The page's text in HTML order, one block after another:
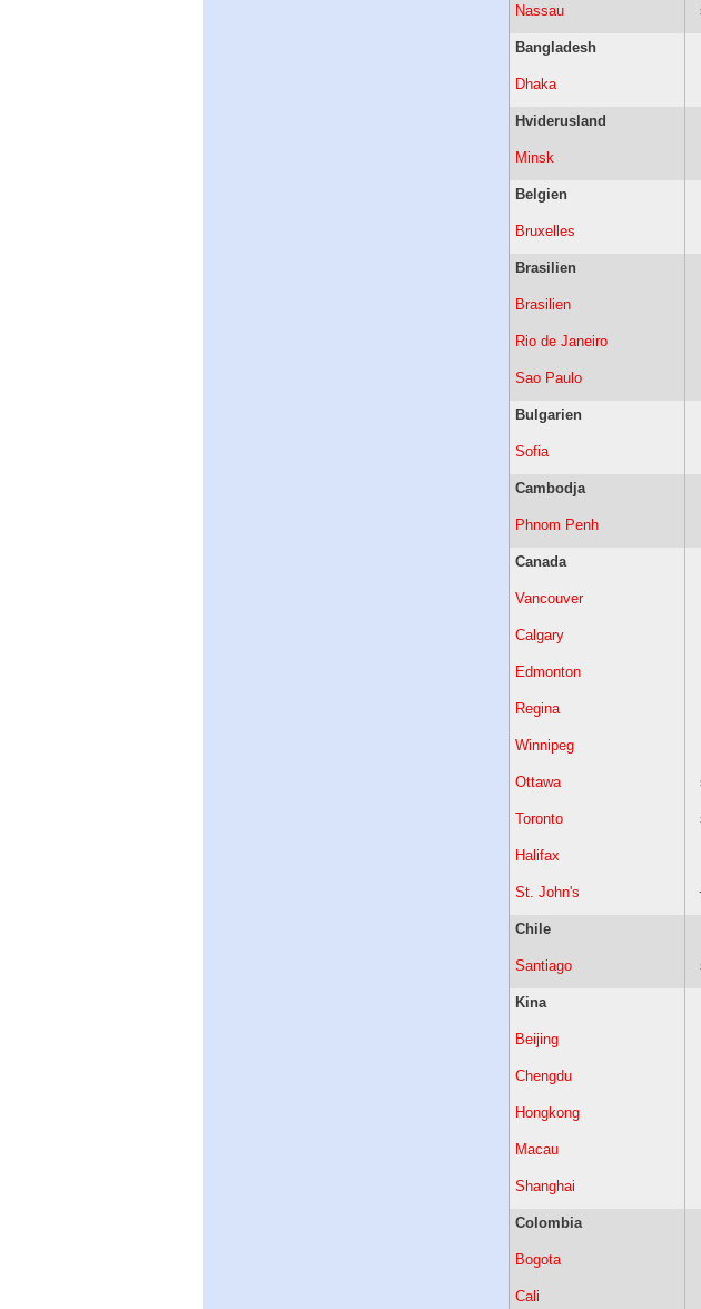
Nassau
Bangladesh
Dhaka
Hviderusland
Minsk
Belgien
Bruxelles
Brasilien
Brasilien
Rio de Janeiro
Sao Paulo
Bulgarien
Sofia
Cambodja
Phnom Penh
Canada
Vancouver
Calgary
Edmonton
Regina
Winnipeg
Ottawa
Toronto
Halifax
St. John's
Chile
Santiago
Kina
Beijing
Chengdu
Hongkong
Macau
Shanghai
Colombia
Bogota
Cali